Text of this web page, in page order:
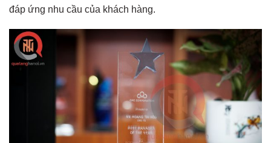
đáp ứng nhu cầu của khách hàng.